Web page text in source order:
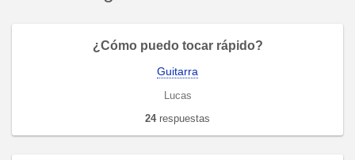
¿Cómo puedo tocar rápido?
Guitarra
Lucas
24respuestas